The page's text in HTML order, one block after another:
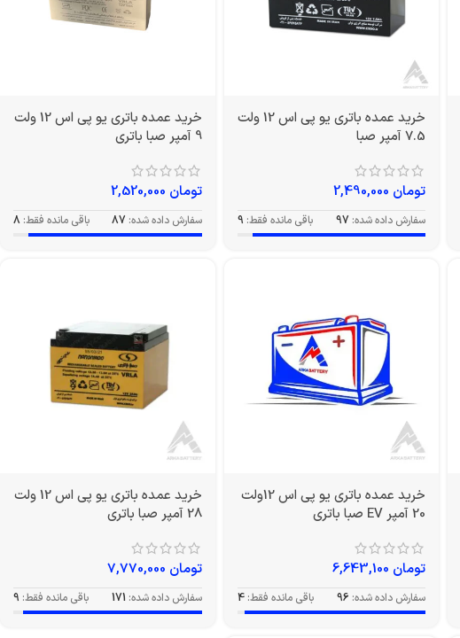
خرید عمده باتری یو پی اس 12 ولت
7.5 آمپر صبا
تومان
سفارش داده شده: 97 باقی مانده فقط: 9
خرید عمده باتری یو پی اس 12 ولت
9 آمپر صبا باتری
تومان
سفارش داده شده: 87 باقی مانده فقط: 8
خرید عمده باتری یو پی اس 12ولت
20 آمپر EV صبا باتری
تومان
سفارش داده شده: 96 باقی مانده فقط: 4
خرید عمده باتری یو پی اس 12 ولت
28 آمپر صبا باتری
تومان
سفارش داده شده: 171 باقی مانده فقط: 9